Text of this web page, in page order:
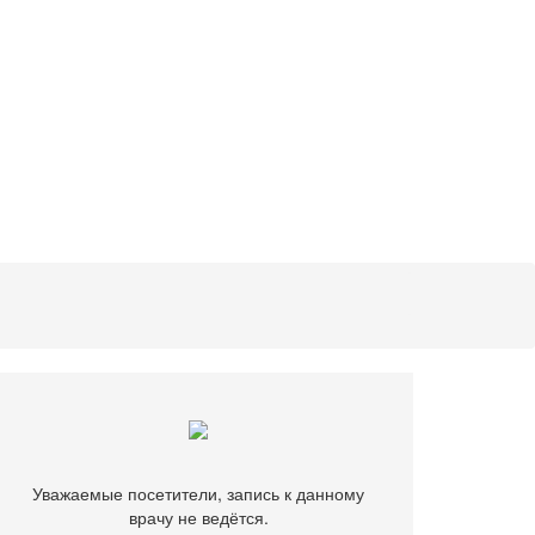
Уважаемые посетители, запись к данному
врачу не ведётся.